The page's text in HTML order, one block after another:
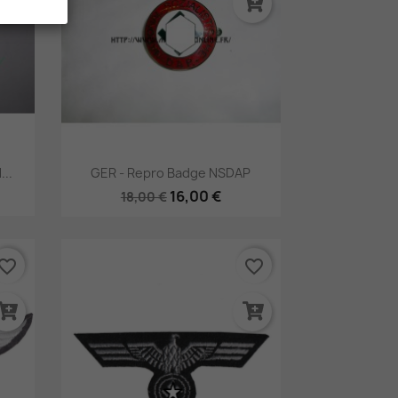
Aperçu rapide
GER - Repro Badge NSDAP
18,00 € 16,00 €
favorite_border